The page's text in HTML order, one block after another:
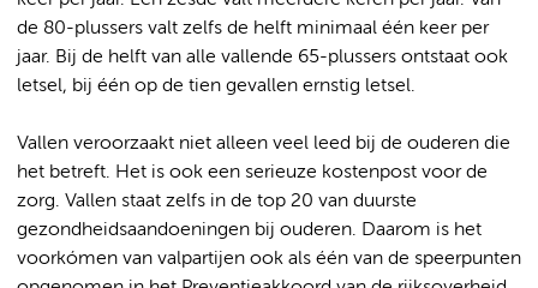
de 80-plussers valt zelfs de helft minimaal één keer per
jaar. Bij de helft van alle vallende 65-plussers ontstaat ook
letsel, bij één op de tien gevallen ernstig letsel.
Vallen veroorzaakt niet alleen veel leed bij de ouderen die
het betreft. Het is ook een serieuze kostenpost voor de
zorg. Vallen staat zelfs in de top 20 van duurste
gezondheidsaandoeningen bij ouderen. Daarom is het
voorkómen van valpartijen ook als één van de speerpunten